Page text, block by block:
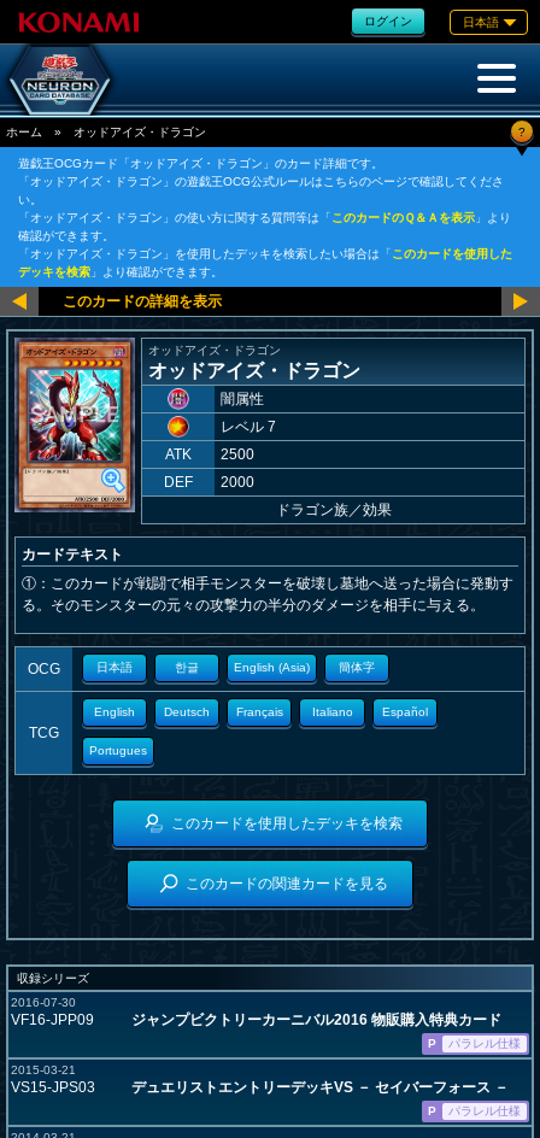
ログイン 日本語
ホーム » オッドアイズ・ドラゴン ?
遊戯王OCGカード「オッドアイズ・ドラゴン」のカード詳細です。
「オッドアイズ・ドラゴン」の遊戯王OCG公式ルールはこちらのページで確認してくださ
い。
「オッドアイズ・ドラゴン」の使い方に関する質問等は「このカードのＱ＆Ａを表示 」より
確認ができます。
「オッドアイズ・ドラゴン」を使用したデッキを検索したい場合は「このカードを使用した
デッキを検索 」より確認ができます。
オッドアイズ・ドラゴン
オッドアイズ・ドラゴン
闇属性
レベル 7
ATK
2500
DEF
2000
ドラゴン族／効果
カードテキスト
①：このカードが戦闘で相手モンスターを破壊し墓地へ送った場合に発動す
る。そのモンスターの元々の攻撃力の半分のダメージを相手に与える。
OCG 日本語 한글 English (Asia) 簡体字
TCG
English Deutsch Français Italiano Español
Portugues
このカードを使用したデッキを検索
このカードの関連カードを見る
収録シリーズ
2016-07-30
VF16-JPP09 ジャンプビクトリーカーニバル2016 物販購入特典カード
P
パラレル仕様
2015-03-21
VS15-JPS03 デュエリストエントリーデッキVS － セイバーフォース －
P
パラレル仕様